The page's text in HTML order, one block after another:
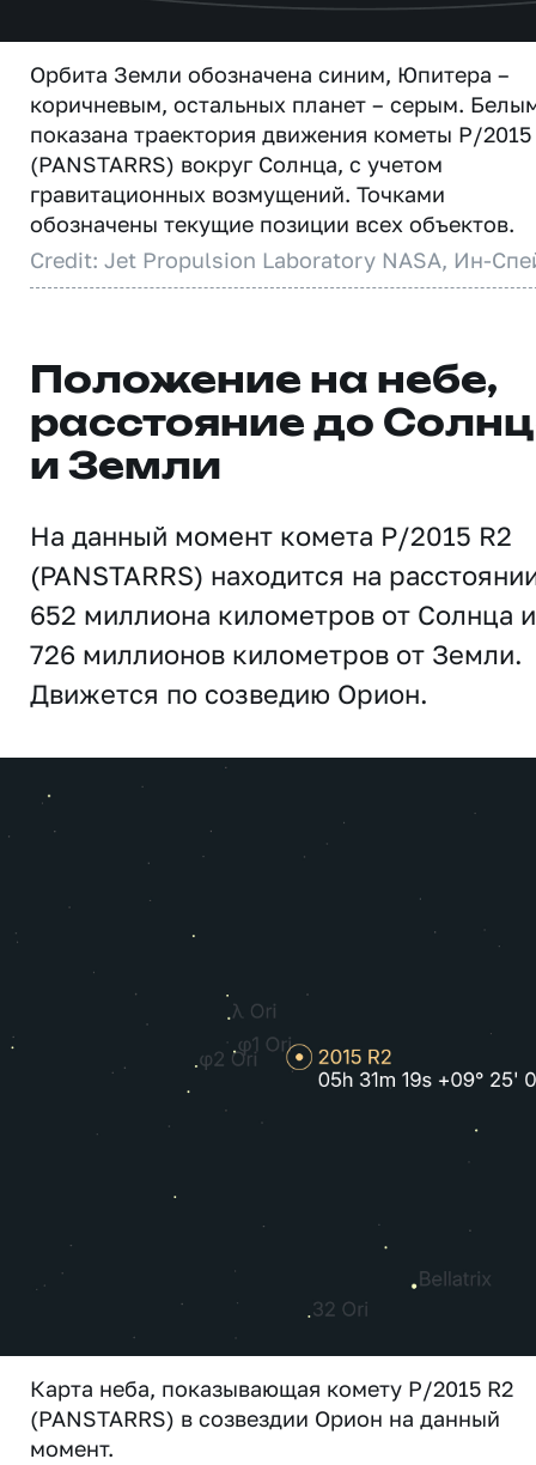
Орбита Земли обозначена синим, Юпитера –
коричневым, остальных планет – серым.
показана траектория движения кометы P/2015
(PANSTARRS) вокруг Солнца, с учетом
гравитационных возмущений. Точками
обозначены текущие позиции всех объектов.
Credit: Jet Propulsion Laboratory NASA, Ин-
Положение на небе,
расстояние до
и Земли
На данный момент комета P/2015 R2
(PANSTARRS) находится на
652 миллиона километров от Солнца и
726 миллионов километров от Земли.
Движется по созведию Орион.
Карта неба, показывающая комету P/2015 R2
(PANSTARRS) в созвездии Орион на данный
момент.